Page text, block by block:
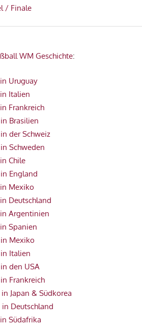
/ Finale
WM Geschichte:
Uruguay
Italien
Frankreich
Brasilien
der Schweiz
Schweden
Chile
England
Mexiko
Deutschland
Argentinien
Spanien
Mexiko
Italien
den USA
Frankreich
Japan & Südkorea
Deutschland
Südafrika